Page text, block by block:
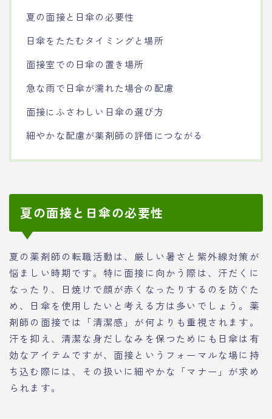
夏の面接と日傘の必要性
日傘をたたむタイミングと場所
面接室での日傘の置き場所
急な雨で日傘が濡れた場合の配慮
面接にふさわしい日傘の選び方
細やかな配慮が薬剤師の評価につながる
夏の面接と日傘の必要性
夏の薬剤師の転職活動は、厳しい暑さと紫外線対策が
悩ましい時期です。特に面接に向かう際は、汗だくに
なったり、日焼けで顔が赤くなったりするのを防ぐた
め、日傘を使用したいと考える方は多いでしょう。薬
剤師の面接では「清潔感」が何よりも重視されます。
汗を抑え、清潔な身だしなみを保つためにも日傘は有
効なアイテムですが、面接というフォーマルな場に持
ち込む際には、その扱いに細やかな「マナー」が求め
られます。